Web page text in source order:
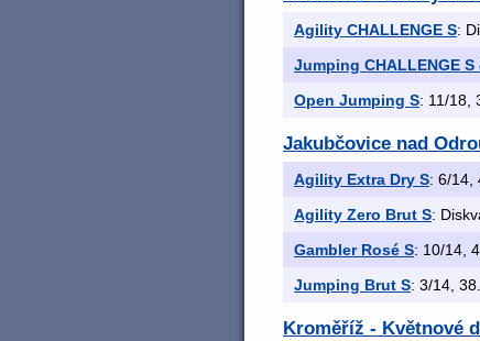
Agility CHALLENGE S:
Jumping CHALLENGE S
Open Jumping S: 11/18,
Jakubčovice nad
Agility Extra Dry S: 6/14,
Agility Zero Brut S:
Gambler Rosé S: 10/14,
Jumping Brut S: 3/14,
Kroměříž - Květnové